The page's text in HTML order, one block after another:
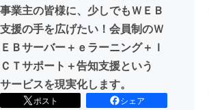
事業主の皆様に、少しでもＷＥＢ
支援の手を広げたい！会員制のＷ
ＥＢサーバー＋ｅラーニング＋Ｉ
ＣＴサポート＋告知支援という
サービスを現実化します。
ポスト
シェア